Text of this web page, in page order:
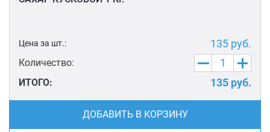
Цена за шт.: 135 руб.
Количество:
ИТОГО:
135 руб.
ДОБАВИТЬ В КОРЗИНУ